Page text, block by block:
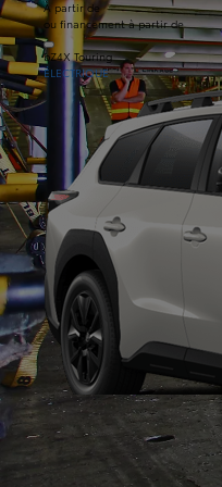
À partir de
ou financement à partir de
bZ4X Touring
ÉLECTRIQUE